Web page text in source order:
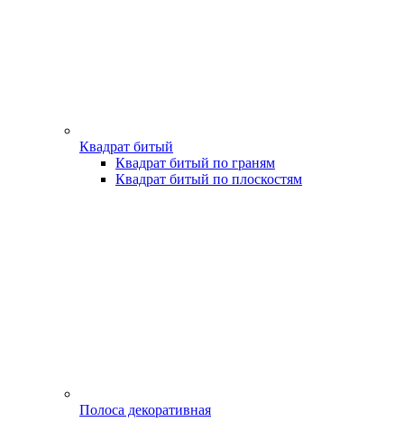
Квадрат битый
Квадрат битый по граням
Квадрат битый по плоскостям
Полоса декоративная